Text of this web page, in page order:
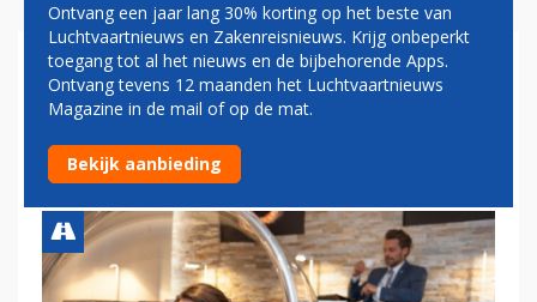
PRIVIUM AIRSIDE LOUNGE
TOT NOVEMBER 2020
GESLOTEN
Ontvang een jaar lang 30% korting op het beste van
Luchtvaartnieuws en Zakenreisnieuws. Krijg onbeperkt
toegang tot al het nieuws en de bijbehorende Apps.
Ontvang tevens 12 maanden het Luchtvaartnieuws
Magazine in de mail of op de mat.
Bekijk aanbieding